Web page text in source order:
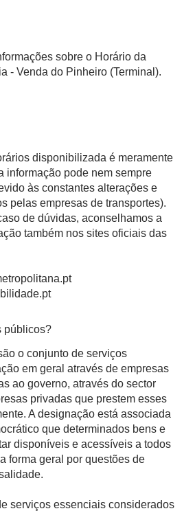
sobre o Horário da
- Venda do Pinheiro (Terminal).
disponibilizada é meramente
informação pode nem sempre
às constantes alterações e
pelas empresas de transportes).
de dúvidas, aconselhamos a
também nos sites oficiais das
públicos?
o conjunto de serviços
em geral através de empresas
ao governo, através do sector
privadas que prestem esses
A designação está associada
que determinados bens e
disponíveis e acessíveis a todos
forma geral por questões de
serviços essenciais considerados